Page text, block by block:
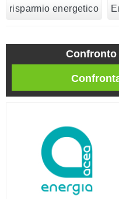
risparmio energetico
Confronto